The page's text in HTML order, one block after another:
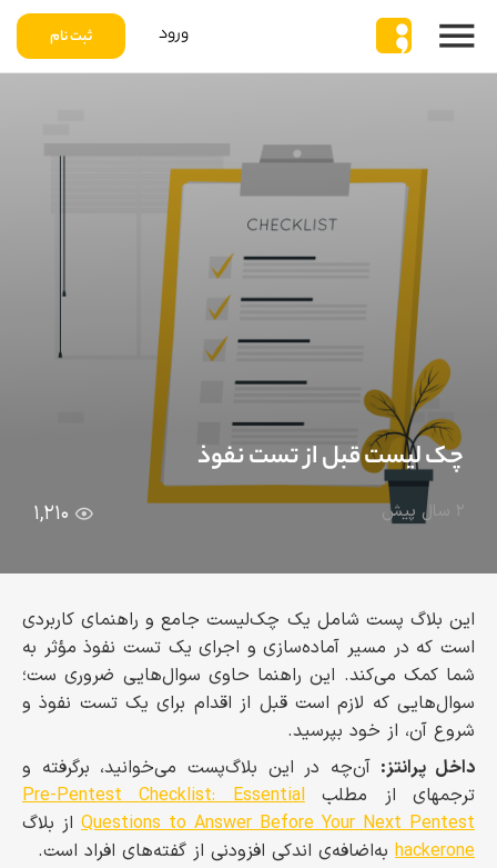
ورود ثبت نام
چک لیست قبل از تست نفوذ
۲ سال پیش ۱,۲۱۰
این بلاگ پست شامل یک چک‌لیست جامع و راهنمای کاربردی
است که در مسیر آماده‌سازی و اجرای یک تست نفوذ مؤثر به
شما کمک می‌کند. این راهنما حاوی سوال‌هایی ضروری ست؛
سوال‌هایی که لازم است قبل از اقدام برای یک تست نفوذ و
شروع آن، از خود بپرسید.
داخل پرانتز: آن‌چه در این بلاگ‌پست می‌خوانید، برگرفته و
ترجمه‍ای از مطلبPre-Pentest Checklist: Essential
Questions to Answer Before Your Next Pentest از بلاگ
hackerone به‌اضافه‌ی اندکی افزودنی از گفته‌های افراد است.